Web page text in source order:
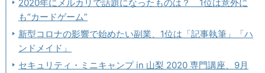
2020年にメルカリで話題になったものは？ 1位は意外に
も“カードゲーム”
新型コロナの影響で始めたい副業、1位は「記事執筆」「ハ
ンドメイド」
セキュリティ・ミニキャンプ in 山梨 2020 専門講座、9月